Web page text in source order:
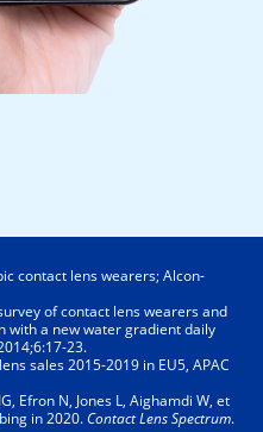
contact lens wearers; Alcon-
of contact lens wearers and
with a new water gradient daily
23.
sales 2015-2019 in EU5, APAC
Efron N, Jones L, Aighamdi W, et
in 2020.Contact Lens Spectrum.